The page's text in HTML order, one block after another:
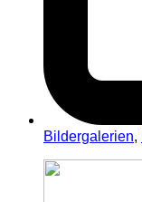
Bildergalerien,